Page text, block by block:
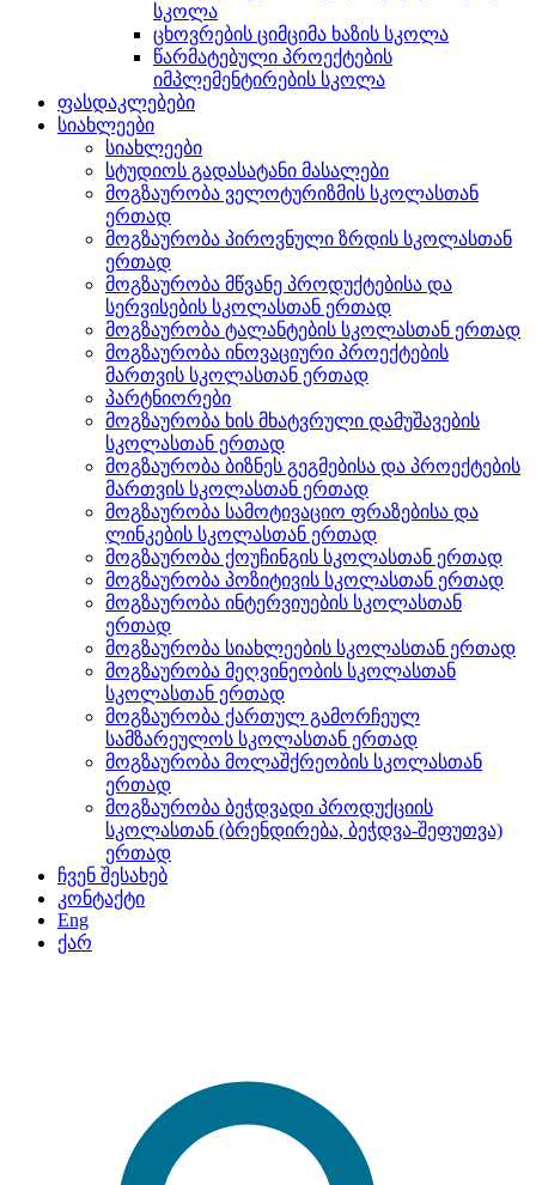
სკოლა
ცხოვრების ციმციმა ხაზის სკოლა
წარმატებული პროექტების
იმპლემენტირების სკოლა
ფასდაკლებები
სიახლეები
სიახლეები
სტუდიოს გადასატანი მასალები
მოგზაურობა ველოტურიზმის სკოლასთან
ერთად
მოგზაურობა პიროვნული ზრდის სკოლასთან
ერთად
მოგზაურობა მწვანე პროდუქტებისა და
სერვისების სკოლასთან ერთად
მოგზაურობა ტალანტების სკოლასთან ერთად
მოგზაურობა ინოვაციური პროექტების
მართვის სკოლასთან ერთად
პარტნიორები
მოგზაურობა ხის მხატვრული დამუშავების
სკოლასთან ერთად
მოგზაურობა ბიზნეს გეგმებისა და პროექტების
მართვის სკოლასთან ერთად
მოგზაურობა სამოტივაციო ფრაზებისა და
ლინკების სკოლასთან ერთად
მოგზაურობა ქოუჩინგის სკოლასთან ერთად
მოგზაურობა პოზიტივის სკოლასთან ერთად
მოგზაურობა ინტერვიუების სკოლასთან
ერთად
მოგზაურობა სიახლეების სკოლასთან ერთად
მოგზაურობა მეღვინეობის სკოლასთან
სკოლასთან ერთად
მოგზაურობა ქართულ გამორჩეულ
სამზარეულოს სკოლასთან ერთად
მოგზაურობა მოლაშქრეობის სკოლასთან
ერთად
მოგზაურობა ბეჭდვადი პროდუქციის
სკოლასთან (ბრენდირება, ბეჭდვა-შეფუთვა)
ერთად
ჩვენ შესახებ
კონტაქტი
Eng
ქარ